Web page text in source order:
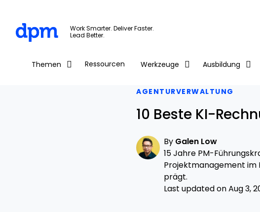
Skip to main content
Work Smarter. Deliver Faster.
Lead Better.
Themen Ressourcen Werkzeuge Ausbildung
AGENTURVERWALTUNG
10 Beste KI-
By Galen Low
15 Jahre PM-
Projektmanagement im
prägt.
Last updated on Aug 3,